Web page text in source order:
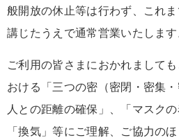
般開放の休止等は行わず、これ
講じたうえで通常営業いたします
ご利用の皆さまにおかれまして
おける「三つの密（密閉・密集
人との距離の確保」、「マスク
「換気」等にご理解、ご協力の